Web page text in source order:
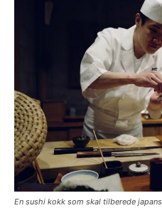
En sushi kokk som skal tilberede